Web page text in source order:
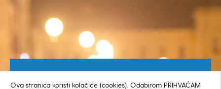
Ova stranica koristi kolačiće (cookies). Odabirom PRIHVAĆAM